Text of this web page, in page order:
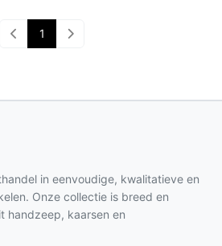
1
in eenvoudige, kwalitatieve en
Onze collectie is breed en
handzeep, kaarsen en